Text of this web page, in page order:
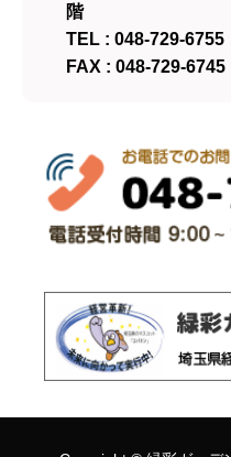
階
TEL : 048-729-6755
FAX : 048-729-6745